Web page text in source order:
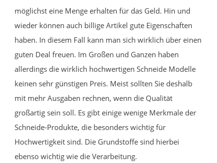
möglichst eine Menge erhalten für das Geld. Hin und
wieder können auch billige Artikel gute Eigenschaften
haben. In diesem Fall kann man sich wirklich über einen
guten Deal freuen. Im Großen und Ganzen haben
allerdings die wirklich hochwertigen Schneide Modelle
keinen sehr günstigen Preis. Meist sollten Sie deshalb
mit mehr Ausgaben rechnen, wenn die Qualität
großartig sein soll. Es gibt einige wenige Merkmale der
Schneide-Produkte, die besonders wichtig für
Hochwertigkeit sind. Die Grundstoffe sind hierbei
ebenso wichtig wie die Verarbeitung.